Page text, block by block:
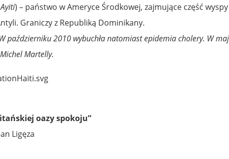
) – państwo w Ameryce Środkowej, zajmujące część
Graniczy z Republiką Dominikany.
październiku 2010 wybuchła natomiast epidemia cholery. W
Martelly.
oazy spokoju”
Ligęza